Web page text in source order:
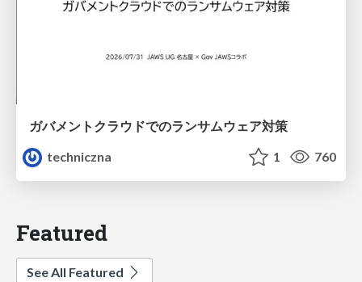
ガバメントクラウドでのランサムウェア対策
techniczna
1 760
Featured
See All Featured